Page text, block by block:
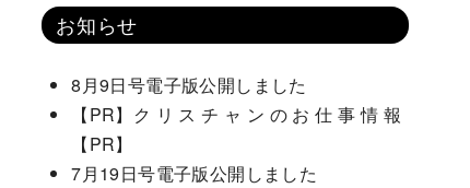
お知らせ
8月9日号電子版公開しました
【PR】ク リ ス チ ャ ン の お 仕 事 情 報
【PR】
7月19日号電子版公開しました